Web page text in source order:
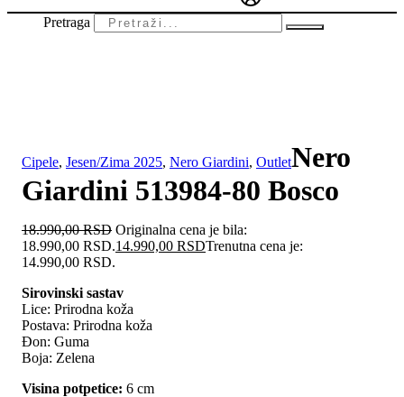
Pretraga
Cipele, Jesen/Zima 2025, Nero Giardini, OutletNero
Giardini 513984-80 Bosco
18.990,00RSD Originalna cena je bila:
18.990,00 RSD.14.990,00 RSDTrenutna cena je:
14.990,00 RSD.
Sirovinski sastav
Lice: Prirodna koža
Postava: Prirodna koža
Đon: Guma
Boja: Zelena
Visina potpetice: 6 cm